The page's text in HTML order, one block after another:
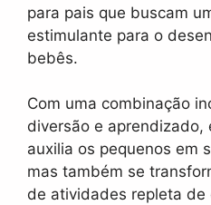
para pais que buscam
estimulante para o
bebês.
Com uma combinação
diversão e aprendizado,
auxilia os pequenos em
mas também se
de atividades repleta de